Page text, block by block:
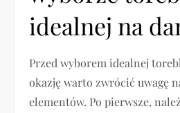
idealnej na
Przed wyborem idealnej
okazję warto zwrócić uwagę
elementów. Po pierwsze,